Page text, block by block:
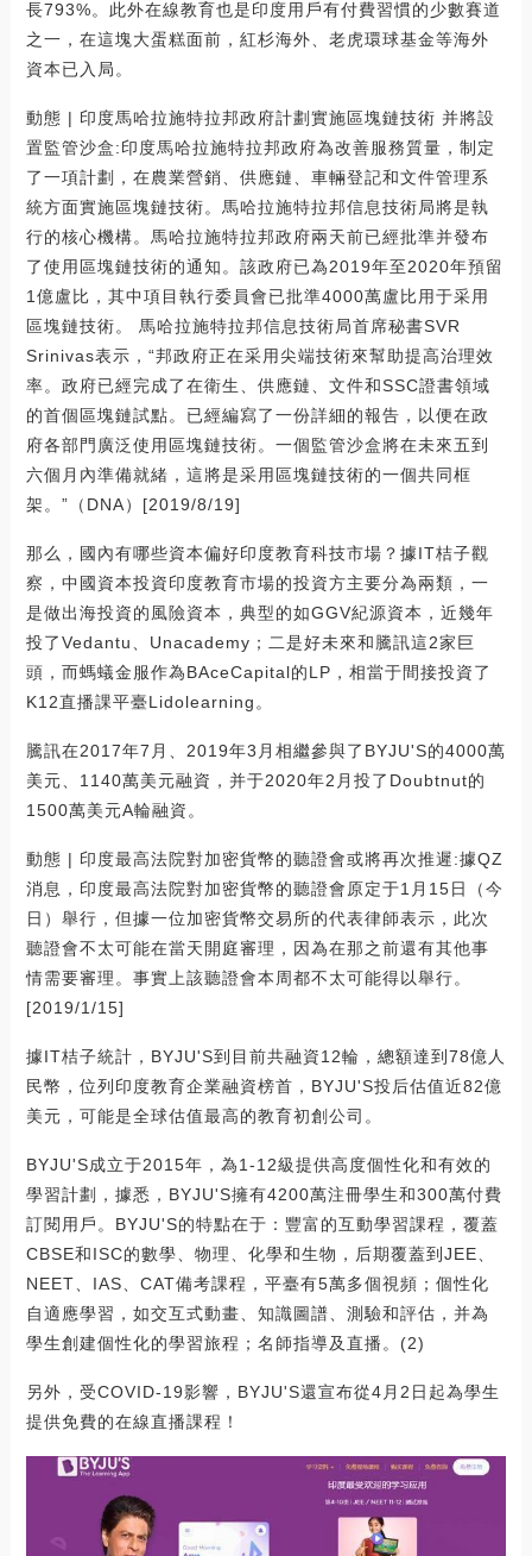
長793%。此外在線教育也是印度用戶有付費習慣的少數賽道
之一，在這塊大蛋糕面前，紅杉海外、老虎環球基金等海外
資本已入局。
動態 | 印度馬哈拉施特拉邦政府計劃實施區塊鏈技術 并將設
置監管沙盒:印度馬哈拉施特拉邦政府為改善服務質量，制定
了一項計劃，在農業營銷、供應鏈、車輛登記和文件管理系
統方面實施區塊鏈技術。馬哈拉施特拉邦信息技術局將是執
行的核心機構。馬哈拉施特拉邦政府兩天前已經批準并發布
了使用區塊鏈技術的通知。該政府已為2019年至2020年預留
1億盧比，其中項目執行委員會已批準4000萬盧比用于采用
區塊鏈技術。 馬哈拉施特拉邦信息技術局首席秘書SVR
Srinivas表示，“邦政府正在采用尖端技術來幫助提高治理效
率。政府已經完成了在衛生、供應鏈、文件和SSC證書領域
的首個區塊鏈試點。已經編寫了一份詳細的報告，以便在政
府各部門廣泛使用區塊鏈技術。一個監管沙盒將在未來五到
六個月內準備就緒，這將是采用區塊鏈技術的一個共同框
架。”（DNA）[2019/8/19]
那么，國內有哪些資本偏好印度教育科技市場？據IT桔子觀
察，中國資本投資印度教育市場的投資方主要分為兩類，一
是做出海投資的風險資本，典型的如GGV紀源資本，近幾年
投了Vedantu、Unacademy；二是好未來和騰訊這2家巨
頭，而螞蟻金服作為BAceCapital的LP，相當于間接投資了
K12直播課平臺Lidolearning。
騰訊在2017年7月、2019年3月相繼參與了BYJU'S的4000萬
美元、1140萬美元融資，并于2020年2月投了Doubtnut的
1500萬美元A輪融資。
動態 | 印度最高法院對加密貨幣的聽證會或將再次推遲:據QZ
消息，印度最高法院對加密貨幣的聽證會原定于1月15日（今
日）舉行，但據一位加密貨幣交易所的代表律師表示，此次
聽證會不太可能在當天開庭審理，因為在那之前還有其他事
情需要審理。事實上該聽證會本周都不太可能得以舉行。
[2019/1/15]
據IT桔子統計，BYJU'S到目前共融資12輪，總額達到78億人
民幣，位列印度教育企業融資榜首，BYJU'S投后估值近82億
美元，可能是全球估值最高的教育初創公司。
BYJU'S成立于2015年，為1-12級提供高度個性化和有效的
學習計劃，據悉，BYJU'S擁有4200萬注冊學生和300萬付費
訂閱用戶。BYJU'S的特點在于：豐富的互動學習課程，覆蓋
CBSE和ISC的數學、物理、化學和生物，后期覆蓋到JEE、
NEET、IAS、CAT備考課程，平臺有5萬多個視頻；個性化
自適應學習，如交互式動畫、知識圖譜、測驗和評估，并為
學生創建個性化的學習旅程；名師指導及直播。(2)
另外，受COVID-19影響，BYJU'S還宣布從4月2日起為學生
提供免費的在線直播課程！